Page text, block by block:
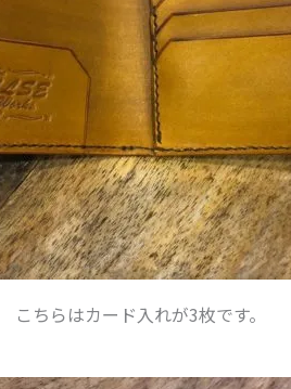
こちらはカード入れが3枚です。